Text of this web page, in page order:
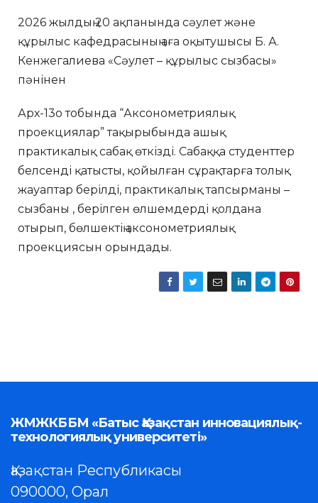
2026 жылдың 20 ақпанында сәулет және
құрылыс кафедрасының аға оқытушысы Б. А.
Кенжегалиева «Сәулет – құрылыс сызбасы»
пәнінен
Арх-13о тобында “Аксонометриялық
проекциялар” тақырыбында ашық
практикалық сабақ өткізді. Сабаққа студенттер
белсенді қатысты, қойылған сұрақтарға толық
жауаптар берілді, практикалық тапсырманы –
сызбаны , берілген өлшемдерді қолдана
отырып, бөлшектің аксонометриялық
проекциясын орындады.
ЖМЖКББМ «Батыс Қазақстан инновациялық-
технологиялық университеті»
Қазақстан Республикасы
090000, Орал